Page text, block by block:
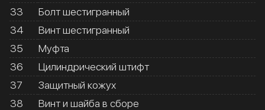
33
Болт шестигранный
34
Винт шестигранный
35
Муфта
36
Цилиндрический штифт
37
Защитный кожух
38
Винт и шайба в сборе